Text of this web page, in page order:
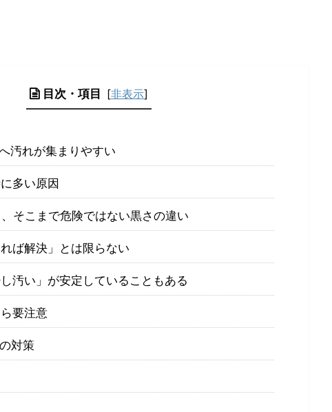
目次・項目 [非表示]
汚れが集まりやすい
多い原因
そこまで危険ではない黒さの違い
れば解決」とは限らない
汚い」が安定していることもある
要注意
対策